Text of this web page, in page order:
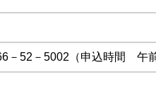
52－5002（申込時間 午前